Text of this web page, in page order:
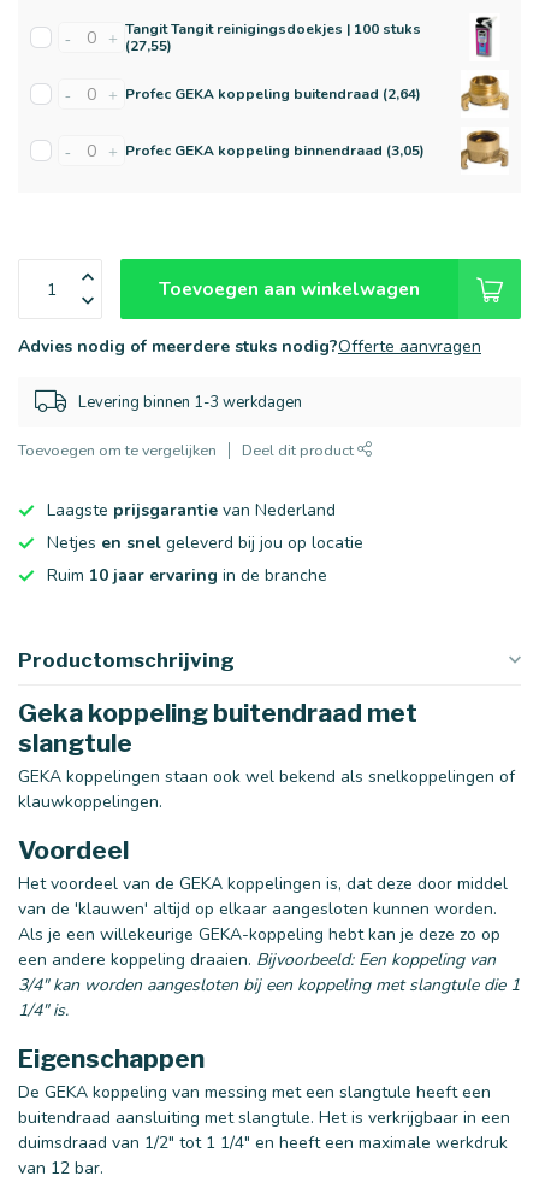
- + Tangit Tangit reinigingsdoekjes | 100 stuks
(27,55)
- + Profec GEKA koppeling buitendraad (2,64)
- + Profec GEKA koppeling binnendraad (3,05)
Toevoegen aan winkelwagen
Advies nodig of meerdere stuks nodig?Offerte aanvragen
Levering binnen 1-3 werkdagen
Toevoegen om te vergelijken Deel dit product
Laagste prijsgarantie van Nederland
Netjes en snel geleverd bij jou op locatie
Ruim 10 jaar ervaring in de branche
Productomschrijving
Geka koppeling buitendraad met
slangtule
GEKA koppelingen staan ook wel bekend als snelkoppelingen of
klauwkoppelingen.
Voordeel
Het voordeel van de GEKA koppelingen is, dat deze door middel
van de 'klauwen' altijd op elkaar aangesloten kunnen worden.
Als je een willekeurige GEKA-koppeling hebt kan je deze zo op
een andere koppeling draaien. Bijvoorbeeld: Een koppeling van
3/4" kan worden aangesloten bij een koppeling met slangtule die 1
1/4" is.
Eigenschappen
De GEKA koppeling van messing met een slangtule heeft een
buitendraad aansluiting met slangtule. Het is verkrijgbaar in een
duimsdraad van 1/2" tot 1 1/4" en heeft een maximale werkdruk
van 12 bar.